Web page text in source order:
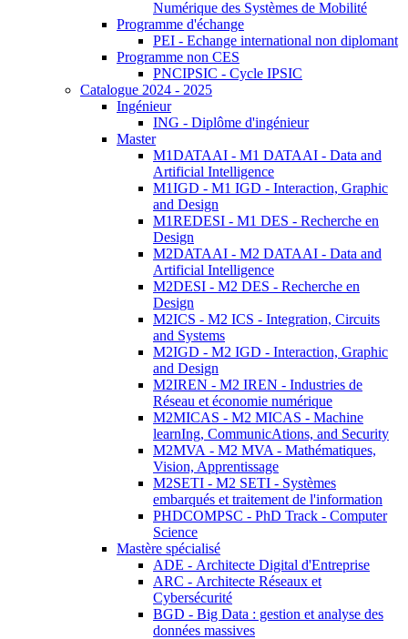
Numérique des Systèmes de Mobilité
Programme d'échange
PEI - Echange international non diplomant
Programme non CES
PNCIPSIC - Cycle IPSIC
Catalogue 2024 - 2025
Ingénieur
ING - Diplôme d'ingénieur
Master
M1DATAAI - M1 DATAAI - Data and
Artificial Intelligence
M1IGD - M1 IGD - Interaction, Graphic
and Design
M1REDESI - M1 DES - Recherche en
Design
M2DATAAI - M2 DATAAI - Data and
Artificial Intelligence
M2DESI - M2 DES - Recherche en
Design
M2ICS - M2 ICS - Integration, Circuits
and Systems
M2IGD - M2 IGD - Interaction, Graphic
and Design
M2IREN - M2 IREN - Industries de
Réseau et économie numérique
M2MICAS - M2 MICAS - Machine
learnIng, CommunicAtions, and Security
M2MVA - M2 MVA - Mathématiques,
Vision, Apprentissage
M2SETI - M2 SETI - Systèmes
embarqués et traitement de l'information
PHDCOMPSC - PhD Track - Computer
Science
Mastère spécialisé
ADE - Architecte Digital d'Entreprise
ARC - Architecte Réseaux et
Cybersécurité
BGD - Big Data : gestion et analyse des
données massives